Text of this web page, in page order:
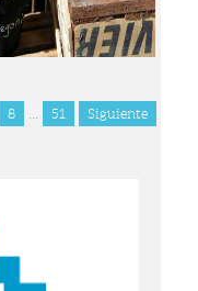
8 ... 51 Siguiente